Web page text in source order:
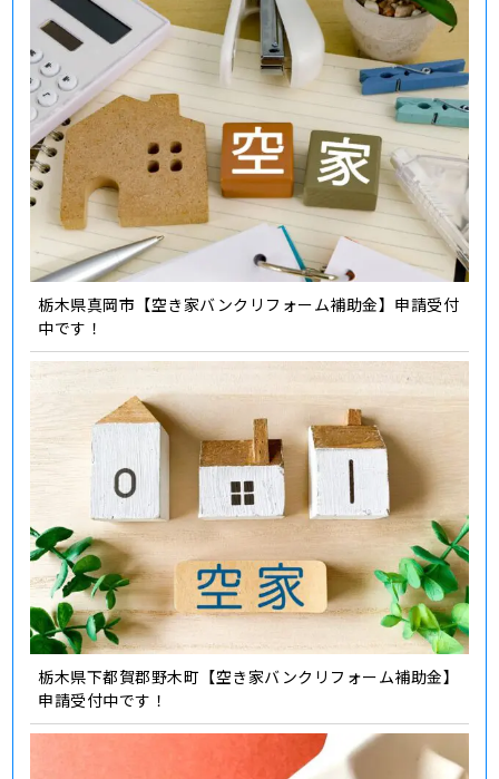
栃木県真岡市【空き家バンクリフォーム補助金】申請受付
中です！
栃木県下都賀郡野木町【空き家バンクリフォーム補助金】
申請受付中です！